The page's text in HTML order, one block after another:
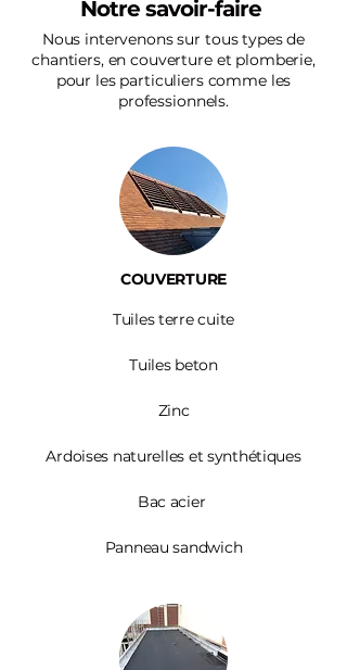
Notre savoir-faire
Nous intervenons sur tous types de
chantiers, en couverture et plomberie,
pour les particuliers comme les
professionnels.
COUVERTURE
Tuiles terre cuite
Tuiles beton
Zinc​
Ardoises naturelles et synthétiques
Bac acier
Panneau sandwich